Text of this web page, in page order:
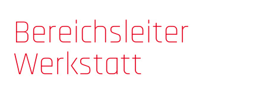
Bereichsleiter
Werkstatt